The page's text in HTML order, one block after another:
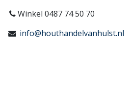
Winkel 0487 74 50 70
info@houthandelvanhulst.nl